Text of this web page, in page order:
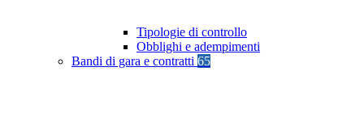
Tipologie di controllo
Obblighi e adempimenti
Bandi di gara e contratti 65